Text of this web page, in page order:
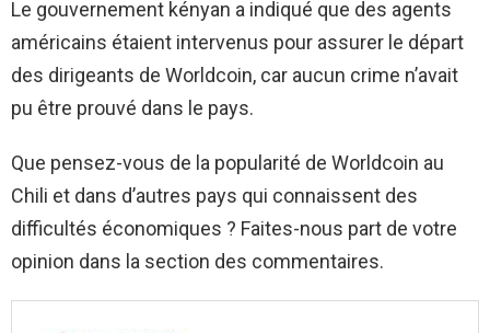
Le gouvernement kényan a indiqué que des agents
américains étaient intervenus pour assurer le départ
des dirigeants de Worldcoin, car aucun crime n’avait
pu être prouvé dans le pays.
Que pensez-vous de la popularité de Worldcoin au
Chili et dans d’autres pays qui connaissent des
difficultés économiques ? Faites-nous part de votre
opinion dans la section des commentaires.